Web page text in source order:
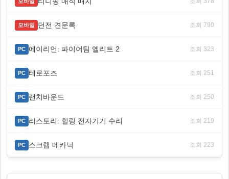
모바일 던전 견문록 조회 790
PC 에이리언: 파이어팀 엘리트 2 조회 323
PC 테로포즈 조회 251
PC 랜치바운드 조회 250
PC 리스토리: 힐링 전자기기 수리 조회 219
PC 스크랩 메카닉 조회 223